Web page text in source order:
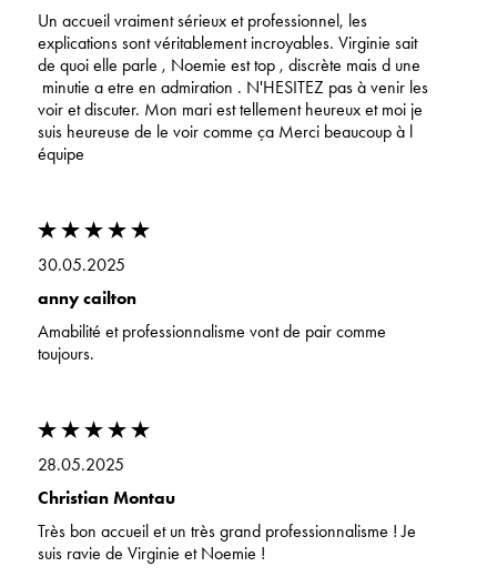
Un accueil vraiment sérieux et professionnel, les
explications sont véritablement incroyables. Virginie sait
de quoi elle parle , Noemie est top , discrète mais d une
minutie a etre en admiration . N'HESITEZ pas à venir les
voir et discuter. Mon mari est tellement heureux et moi je
suis heureuse de le voir comme ça Merci beaucoup à l
équipe
30.05.2025
anny cailton
Amabilité et professionnalisme vont de pair comme
toujours.
28.05.2025
Christian Montau
Très bon accueil et un très grand professionnalisme ! Je
suis ravie de Virginie et Noemie !